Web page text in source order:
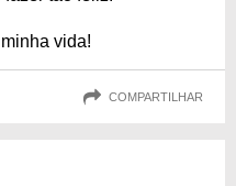
vida!
COMPARTILHAR